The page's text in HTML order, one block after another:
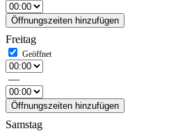
Öffnungszeiten hinzufügen
Freitag
—
Öffnungszeiten hinzufügen
Samstag